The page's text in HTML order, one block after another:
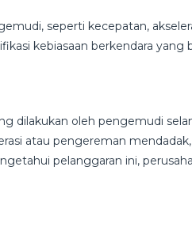
seperti kecepatan,
kebiasaan berkendara yang
dilakukan oleh pengemudi
atau pengereman
pelanggaran ini,